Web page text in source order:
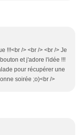
!!!<br /> <br /> <br /> Je
et j'adore l'idée !!!
pour récupérer une
soirée ;o)<br />